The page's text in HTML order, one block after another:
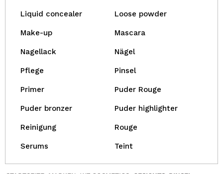
Liquid concealer Loose powder
Make-up Mascara
Nagellack Nägel
Pflege Pinsel
Primer Puder Rouge
Puder bronzer Puder highlighter
Reinigung Rouge
Serums Teint